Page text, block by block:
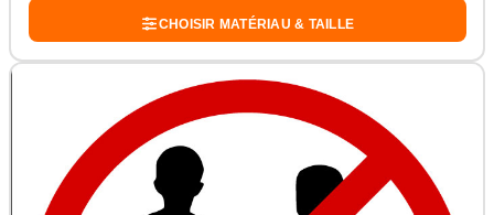
CHOISIR MATÉRIAU & TAILLE